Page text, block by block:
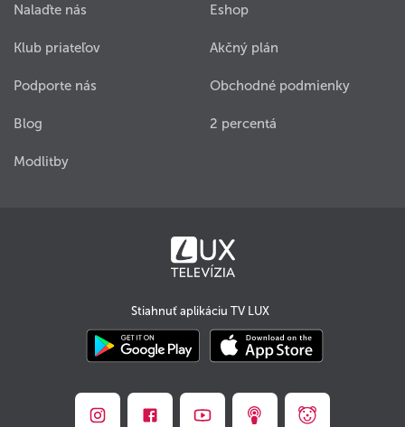
Nalaďte nás
Klub priateľov
Podporte nás
Blog
Modlitby
Eshop
Akčný plán
Obchodné podmienky
2 percentá
Stiahnuť aplikáciu TV LUX